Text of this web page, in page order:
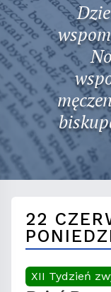
22
XII Tydzień